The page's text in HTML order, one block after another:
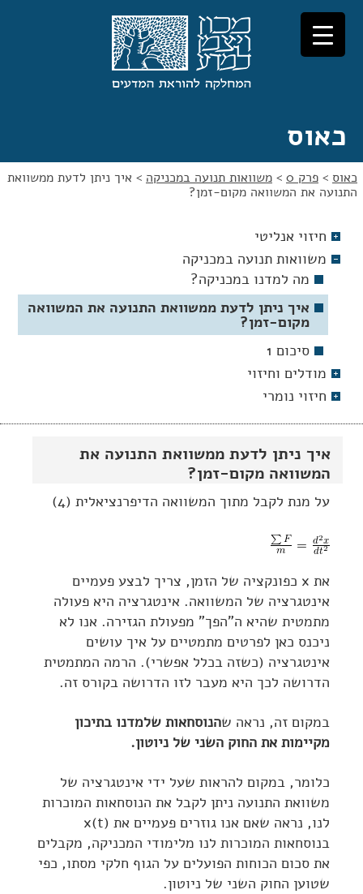
לתוכן
לניווט
כאוס
כאוס > פרק 0 > משוואות תנועה במכניקה > איך ניתן לדעת ממשוואת
התנועה את המשוואה מקום-זמן?
איך ניתן לדעת ממשוואת התנועה את
המשוואה מקום-זמן?
על מנת לקבל מתוך המשוואה הדיפרנציאלית (4)
את x כפונקציה של הזמן, צריך לבצע פעמיים
אינטגרציה של המשוואה. אינטגרציה היא פעולה
מתמטית שהיא ה"הפך" מפעולת הגזירה. אנו לא
ניכנס כאן לפרטים מתמטיים על איך עושים
אינטגרציה (כשזה בכלל אפשרי). הרמה המתמטית
הדרושה לכך היא מעבר לזו הדרושה בקורס זה.
במקום זה, נראה שהנוסחאות שלמדנו בתיכון
מקיימות את החוק השני של ניוטון.
כלומר, במקום להראות שעל ידי אינטגרציה של
משוואת התנועה ניתן לקבל את הנוסחאות המוכרות
לנו, נראה שאם אנו גוזרים פעמיים את (x(t
בנוסחאות המוכרות לנו מלימודי המכניקה, מקבלים
את סכום הכוחות הפועלים על הגוף חלקי מסתו, כפי
שטוען החוק השני של ניוטון.
חיזוי אנליטי
משוואות תנועה במכניקה
מה למדנו במכניקה?
איך ניתן לדעת ממשוואת התנועה את המשוואה
מקום-זמן?
סיכום 1
מודלים וחיזוי
חיזוי נומרי